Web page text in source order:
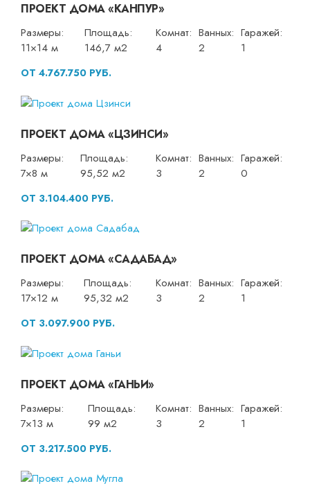
ПРОЕКТ ДОМА «КАНПУР»
Размеры:
11×14 м
Площадь:
146,7 м2
Комнат:
4
Ванных:
2
Гаражей:
1
ОТ 4.767.750 РУБ.
ПРОЕКТ ДОМА «ЦЗИНСИ»
Размеры:
7×8 м
Площадь:
95,52 м2
Комнат:
3
Ванных:
2
Гаражей:
0
ОТ 3.104.400 РУБ.
ПРОЕКТ ДОМА «САДАБАД»
Размеры:
17×12 м
Площадь:
95,32 м2
Комнат:
3
Ванных:
2
Гаражей:
1
ОТ 3.097.900 РУБ.
ПРОЕКТ ДОМА «ГАНЬИ»
Размеры:
7×13 м
Площадь:
99 м2
Комнат:
3
Ванных:
2
Гаражей:
1
ОТ 3.217.500 РУБ.